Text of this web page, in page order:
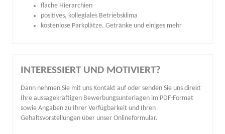
flache Hierarchien
positives, kollegiales Betriebsklima
kostenlose Parkplätze, Getränke und einiges mehr
INTERESSIERT UND MOTIVIERT?
Dann nehmen Sie mit uns Kontakt auf oder senden Sie uns direkt
Ihre aussagekräftigen Bewerbungsunterlagen im PDF-Format
sowie Angaben zu Ihrer Verfügbarkeit und Ihren
Gehaltsvorstellungen über unser Onlineformular.